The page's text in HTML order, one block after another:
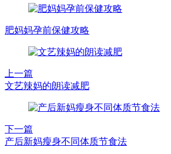
肥妈妈孕前保健攻略
上一篇
文艺辣妈的朗读减肥
下一篇
产后新妈瘦身不同体质节食法